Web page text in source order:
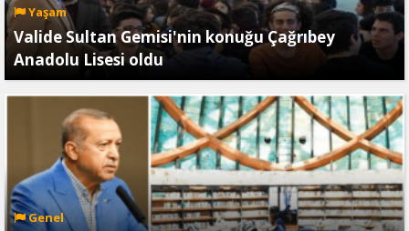
Yaşam
Valide Sultan Gemisi'nin konuğu Çağrıbey
Anadolu Lisesi oldu
Genel